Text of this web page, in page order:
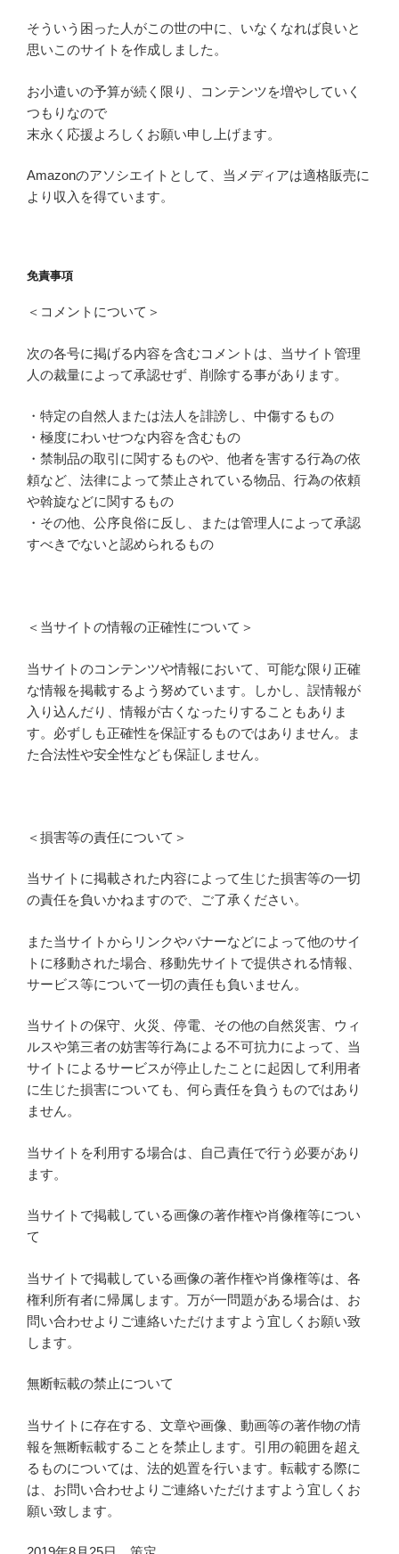
そういう困った人がこの世の中に、いなくなれば良いと
思いこのサイトを作成しました。
お小遣いの予算が続く限り、コンテンツを増やしていく
つもりなので
末永く応援よろしくお願い申し上げます。
Amazonのアソシエイトとして、当メディアは適格販売に
より収入を得ています。
免責事項
＜コメントについて＞
次の各号に掲げる内容を含むコメントは、当サイト管理
人の裁量によって承認せず、削除する事があります。
・特定の自然人または法人を誹謗し、中傷するもの
・極度にわいせつな内容を含むもの
・禁制品の取引に関するものや、他者を害する行為の依
頼など、法律によって禁止されている物品、行為の依頼
や斡旋などに関するもの
・その他、公序良俗に反し、または管理人によって承認
すべきでないと認められるもの
＜当サイトの情報の正確性について＞
当サイトのコンテンツや情報において、可能な限り正確
な情報を掲載するよう努めています。しかし、誤情報が
入り込んだり、情報が古くなったりすることもありま
す。必ずしも正確性を保証するものではありません。ま
た合法性や安全性なども保証しません。
＜損害等の責任について＞
当サイトに掲載された内容によって生じた損害等の一切
の責任を負いかねますので、ご了承ください。
また当サイトからリンクやバナーなどによって他のサイ
トに移動された場合、移動先サイトで提供される情報、
サービス等について一切の責任も負いません。
当サイトの保守、火災、停電、その他の自然災害、ウィ
ルスや第三者の妨害等行為による不可抗力によって、当
サイトによるサービスが停止したことに起因して利用者
に生じた損害についても、何ら責任を負うものではあり
ません。
当サイトを利用する場合は、自己責任で行う必要があり
ます。
当サイトで掲載している画像の著作権や肖像権等につい
て
当サイトで掲載している画像の著作権や肖像権等は、各
権利所有者に帰属します。万が一問題がある場合は、お
問い合わせよりご連絡いただけますよう宜しくお願い致
します。
無断転載の禁止について
当サイトに存在する、文章や画像、動画等の著作物の情
報を無断転載することを禁止します。引用の範囲を超え
るものについては、法的処置を行います。転載する際に
は、お問い合わせよりご連絡いただけますよう宜しくお
願い致します。